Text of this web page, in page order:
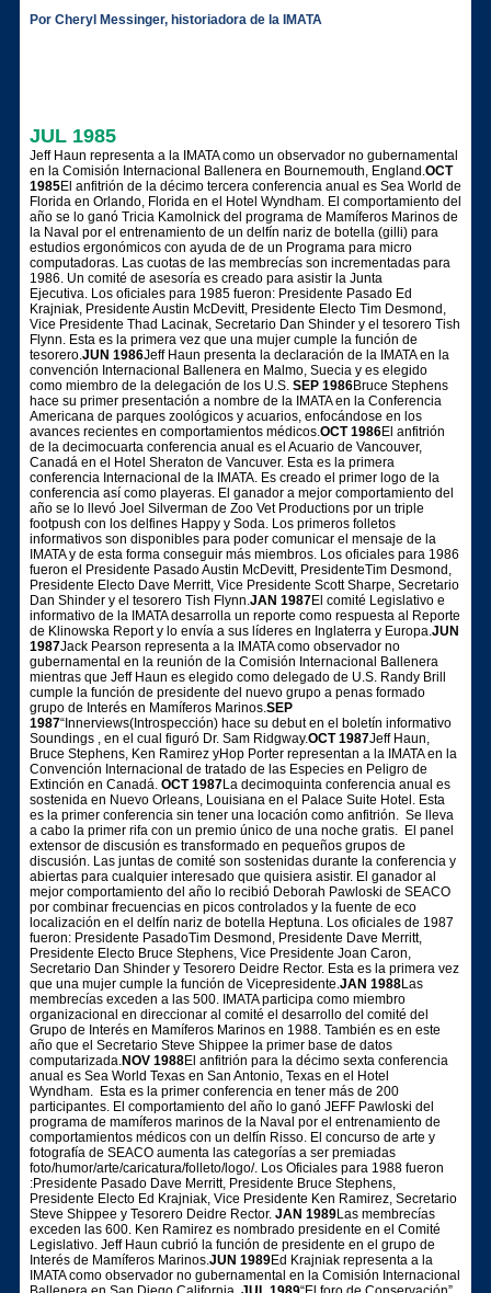
Por Cheryl Messinger, historiadora de la IMATA
JUL 1985
Jeff Haun representa a la IMATA como un observador no gubernamental
en la Comisión Internacional Ballenera en Bournemouth, England.OCT
1985El anfitrión de la décimo tercera conferencia anual es Sea World de
Florida en Orlando, Florida en el Hotel Wyndham. El comportamiento del
año se lo ganó Tricia Kamolnick del programa de Mamíferos Marinos de
la Naval por el entrenamiento de un delfín nariz de botella (gilli) para
estudios ergonómicos con ayuda de de un Programa para micro
computadoras. Las cuotas de las membrecías son incrementadas para
1986. Un comité de asesoría es creado para asistir la Junta
Ejecutiva. Los oficiales para 1985 fueron: Presidente Pasado Ed
Krajniak, Presidente Austin McDevitt, Presidente Electo Tim Desmond,
Vice Presidente Thad Lacinak, Secretario Dan Shinder y el tesorero Tish
Flynn. Esta es la primera vez que una mujer cumple la función de
tesorero.JUN 1986Jeff Haun presenta la declaración de la IMATA en la
convención Internacional Ballenera en Malmo, Suecia y es elegido
como miembro de la delegación de los U.S. SEP 1986Bruce Stephens
hace su primer presentación a nombre de la IMATA en la Conferencia
Americana de parques zoológicos y acuarios, enfocándose en los
avances recientes en comportamientos médicos.OCT 1986El anfitrión
de la decimocuarta conferencia anual es el Acuario de Vancouver,
Canadá en el Hotel Sheraton de Vancuver. Esta es la primera
conferencia Internacional de la IMATA. Es creado el primer logo de la
conferencia así como playeras. El ganador a mejor comportamiento del
año se lo llevó Joel Silverman de Zoo Vet Productions por un triple
footpush con los delfines Happy y Soda. Los primeros folletos
informativos son disponibles para poder comunicar el mensaje de la
IMATA y de esta forma conseguir más miembros. Los oficiales para 1986
fueron el Presidente Pasado Austin McDevitt, PresidenteTim Desmond,
Presidente Electo Dave Merritt, Vice Presidente Scott Sharpe, Secretario
Dan Shinder y el tesorero Tish Flynn.JAN 1987El comité Legislativo e
informativo de la IMATA desarrolla un reporte como respuesta al Reporte
de Klinowska Report y lo envía a sus líderes en Inglaterra y Europa.JUN
1987Jack Pearson representa a la IMATA como observador no
gubernamental en la reunión de la Comisión Internacional Ballenera
mientras que Jeff Haun es elegido como delegado de U.S. Randy Brill
cumple la función de presidente del nuevo grupo a penas formado
grupo de Interés en Mamíferos Marinos.SEP
1987“Innerviews(Introspección) hace su debut en el boletín informativo
Soundings , en el cual figuró Dr. Sam Ridgway.OCT 1987Jeff Haun,
Bruce Stephens, Ken Ramirez yHop Porter representan a la IMATA en la
Convención Internacional de tratado de las Especies en Peligro de
Extinción en Canadá. OCT 1987La decimoquinta conferencia anual es
sostenida en Nuevo Orleans, Louisiana en el Palace Suite Hotel. Esta
es la primer conferencia sin tener una locación como anfitrión. Se lleva
a cabo la primer rifa con un premio único de una noche gratis. El panel
extensor de discusión es transformado en pequeños grupos de
discusión. Las juntas de comité son sostenidas durante la conferencia y
abiertas para cualquier interesado que quisiera asistir. El ganador al
mejor comportamiento del año lo recibió Deborah Pawloski de SEACO
por combinar frecuencias en picos controlados y la fuente de eco
localización en el delfín nariz de botella Heptuna. Los oficiales de 1987
fueron: Presidente PasadoTim Desmond, Presidente Dave Merritt,
Presidente Electo Bruce Stephens, Vice Presidente Joan Caron,
Secretario Dan Shinder y Tesorero Deidre Rector. Esta es la primera vez
que una mujer cumple la función de Vicepresidente.JAN 1988Las
membrecías exceden a las 500. IMATA participa como miembro
organizacional en direccionar al comité el desarrollo del comité del
Grupo de Interés en Mamíferos Marinos en 1988. También es en este
año que el Secretario Steve Shippee la primer base de datos
computarizada.NOV 1988El anfitrión para la décimo sexta conferencia
anual es Sea World Texas en San Antonio, Texas en el Hotel
Wyndham. Esta es la primer conferencia en tener más de 200
participantes. El comportamiento del año lo ganó JEFF Pawloski del
programa de mamíferos marinos de la Naval por el entrenamiento de
comportamientos médicos con un delfín Risso. El concurso de arte y
fotografía de SEACO aumenta las categorías a ser premiadas
foto/humor/arte/caricatura/folleto/logo/. Los Oficiales para 1988 fueron
:Presidente Pasado Dave Merritt, Presidente Bruce Stephens,
Presidente Electo Ed Krajniak, Vice Presidente Ken Ramirez, Secretario
Steve Shippee y Tesorero Deidre Rector. JAN 1989Las membrecías
exceden las 600. Ken Ramirez es nombrado presidente en el Comité
Legislativo. Jeff Haun cubrió la función de presidente en el grupo de
Interés de Mamíferos Marinos.JUN 1989Ed Krajniak representa a la
IMATA como observador no gubernamental en la Comisión Internacional